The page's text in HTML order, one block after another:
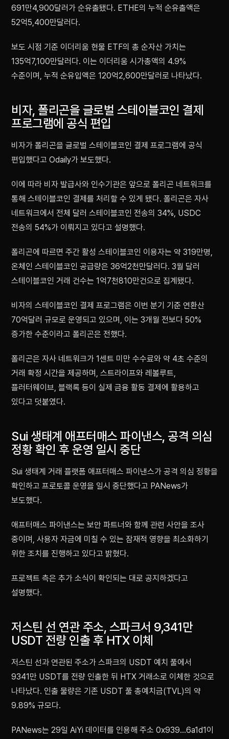
691만4,900달러가 순유출됐다. ETHE의 누적 순유출액은
52억5,400만달러다.
보도 시점 기준 이더리움 현물 ETF의 총 순자산 가치는
135억7,100만달러다. 이는 이더리움 시가총액의 4.9%
수준이며, 누적 순유입액은 120억2,600만달러로 나타났다.
비자, 폴리곤을 글로벌 스테이블코인 결제
프로그램에 공식 편입
비자가 폴리곤을 글로벌 스테이블코인 결제 프로그램에 공식
편입했다고 Odaily가 보도했다.
이에 따라 비자 발급사와 인수기관은 앞으로 폴리곤 네트워크를
통해 스테이블코인 결제를 처리할 수 있게 됐다. 폴리곤은 자사
네트워크에서 전체 달러 스테이블코인 전송의 34%, USDC
전송의 54%가 이뤄지고 있다고 설명했다.
폴리곤에 따르면 주간 활성 스테이블코인 이용자는 약 319만명,
온체인 스테이블코인 공급량은 36억2천만달러다. 3월 달러
스테이블코인 거래 건수는 1억7천810만건으로 집계됐다.
비자의 스테이블코인 결제 프로그램은 이번 분기 기준 연환산
70억달러 규모로 운영되고 있으며, 이는 3개월 전보다 50%
증가한 수준이라고 폴리곤은 전했다.
폴리곤은 자사 네트워크가 1센트 미만 수수료와 약 4초 수준의
거래 확정 시간을 제공하며, 스트라이프와 레볼루트,
플러터웨이브, 블랙록 등이 실제 금융 활동 결제에 활용하고
있다고 덧붙였다.
Sui 생태계 애프터매스 파이낸스, 공격 의심
정황 확인 후 운영 일시 중단
Sui 생태계 거래 플랫폼 애프터매스 파이낸스가 공격 의심 정황을
확인하고 프로토콜 운영을 일시 중단했다고 PANews가
보도했다.
애프터매스 파이낸스는 보안 파트너와 함께 관련 사안을 조사
중이며, 사용자 자금에 미칠 수 있는 잠재적 영향을 최소화하기
위한 조치를 진행하고 있다고 밝혔다.
프로젝트 측은 추가 소식이 확인되는 대로 공지하겠다고
설명했다.
저스틴 선 연관 주소, 스파크서 9,341만
USDT 전량 인출 후 HTX 이체
저스틴 선과 연관된 주소가 스파크의 USDT 예치 풀에서
9341만 USDT를 전량 인출한 뒤 HTX 거래소로 이체한 것으로
나타났다. 인출 물량은 기존 USDT 풀 총예치금(TVL)의 약
9.89% 규모다.
PANews는 29일 AiYi 데이터를 인용해 주소 0x939…6a1d1이